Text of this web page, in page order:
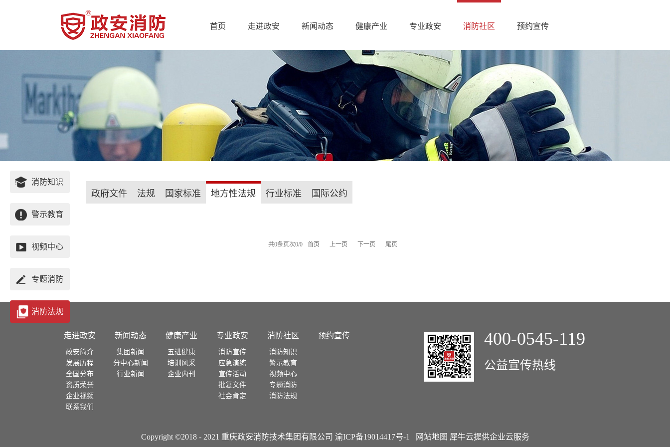
首页 走进政安 新闻动态 健康产业 专业政安 消防社区 预约宣传
消防知识
警示教育
视频中心
专题消防
消防法规
政府文件 法规 国家标准 地方性法规 行业标准 国际公约
共0条页次0/0 首页 上一页 下一页 尾页
走进政安
政安简介
发展历程
全国分布
资质荣誉
企业视频
联系我们
新闻动态
集团新闻
分中心新闻
行业新闻
健康产业
五进健康
培训风采
企业内刊
专业政安
消防宣传
应急演练
宣传活动
批复文件
社会肯定
消防社区
消防知识
警示教育
视频中心
专题消防
消防法规
预约宣传 400-0545-119
公益宣传热线
Copyright ©2018 - 2021 重庆政安消防技术集团有限公司 渝ICP备19014417号-1 网站地图 犀牛云提供企业云服务